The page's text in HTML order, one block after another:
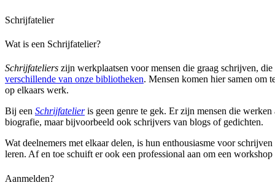
Schrijfatelier
Wat is een Schrijfatelier?
Schrijfateliers zijn werkplaatsen voor mensen die graag schrijven,
verschillende van onze bibliotheken. Mensen komen hier samen om
op elkaars werk.
Bij een Schrijfatelieris geen genre te gek. Er zijn mensen die werken
biografie, maar bijvoorbeeld ook schrijvers van blogs of gedichten.
Wat deelnemers met elkaar delen, is hun enthousiasme voor
leren. Af en toe schuift er ook een professional aan om een workshop
Aanmelden?